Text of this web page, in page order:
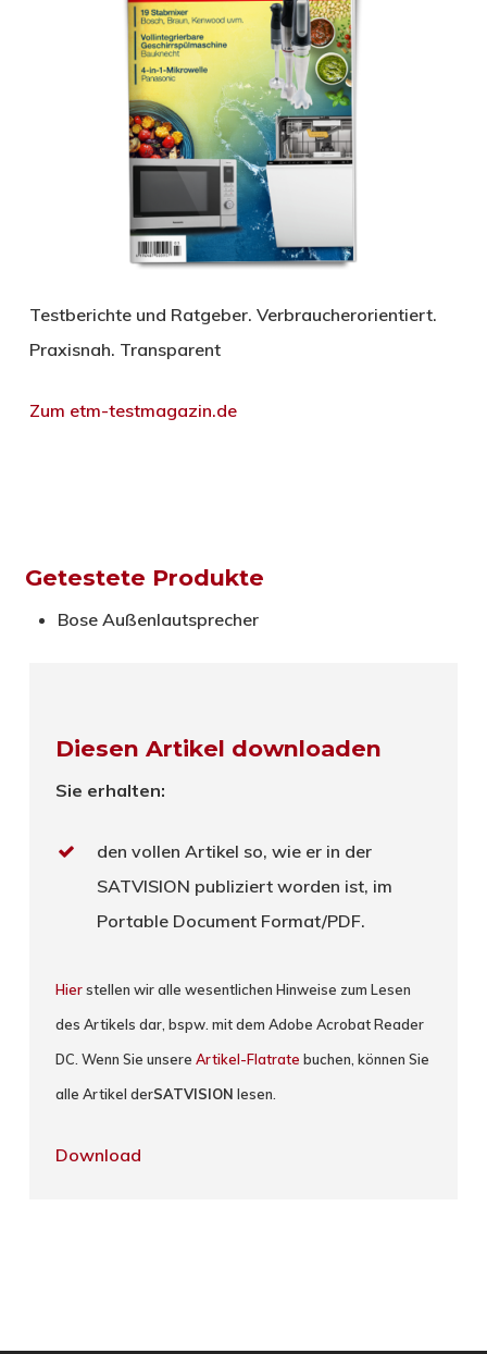
Testberichte und Ratgeber. Verbraucherorientiert.
Praxisnah. Transparent
Zum etm-testmagazin.de
Getestete Produkte
Bose Außenlautsprecher
Diesen Artikel downloaden
Sie erhalten:
den vollen Artikel so, wie er in der
SATVISION publiziert worden ist, im
Portable Document Format/PDF.
Hierstellen wir alle wesentlichen Hinweise zum Lesen
des Artikels dar, bspw. mit dem Adobe Acrobat Reader
DC. Wenn Sie unsereArtikel-Flatrate buchen, können Sie
alle Artikel derSATVISION lesen.
Download